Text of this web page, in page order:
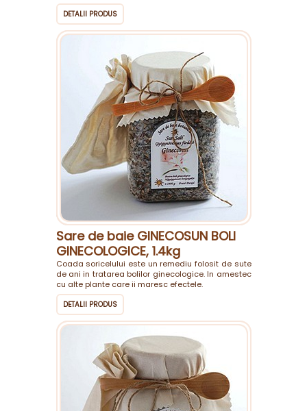
DETALII PRODUS
Sare de baie GINECOSUN BOLI
GINECOLOGICE, 1.4kg
Coada soricelului este un remediu folosit de sute
de ani in tratarea bolilor ginecologice. In amestec
cu alte plante care ii maresc efectele.
DETALII PRODUS